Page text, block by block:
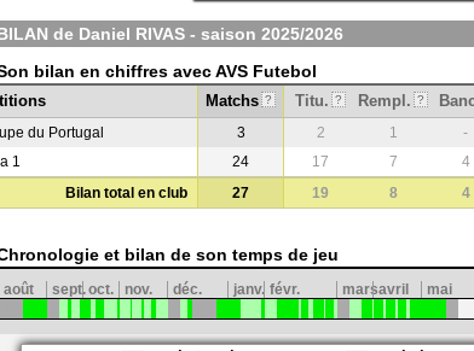
de Daniel RIVAS - saison 2025/2026
bilan en chiffres avec AVS Futebol
Matchs ? Titu. ? Rempl. ?
du Portugal 3 2 1 -
1
24 17 7 4
Bilan total en club
27 19 8 4
et bilan de son temps de jeu
août sept.oct. nov. déc. janv. févr. marsavril mai